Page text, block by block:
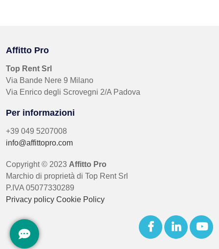
Affitto Pro
Top Rent Srl
Via Bande Nere 9 Milano
Via Enrico degli Scrovegni 2/A Padova
Per informazioni
+39 049 5207008
info@affittopro.com
Copyright © 2023 Affitto Pro
Marchio di proprietà di Top Rent Srl
P.IVA 05077330289
Privacy policy Cookie Policy